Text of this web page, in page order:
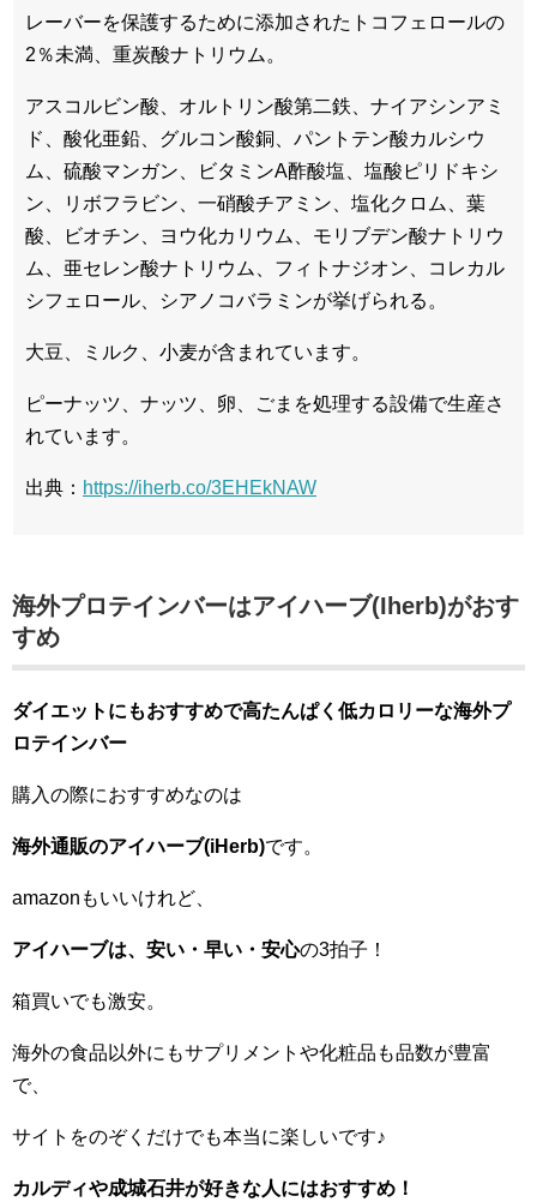
レーバーを保護するために添加されたトコフェロールの
2％未満、重炭酸ナトリウム。
アスコルビン酸、オルトリン酸第二鉄、ナイアシンアミ
ド、酸化亜鉛、グルコン酸銅、パントテン酸カルシウ
ム、硫酸マンガン、ビタミンA酢酸塩、塩酸ピリドキシ
ン、リボフラビン、一硝酸チアミン、塩化クロム、葉
酸、ビオチン、ヨウ化カリウム、モリブデン酸ナトリウ
ム、亜セレン酸ナトリウム、フィトナジオン、コレカル
シフェロール、シアノコバラミンが挙げられる。
大豆、ミルク、小麦が含まれています。
ピーナッツ、ナッツ、卵、ごまを処理する設備で生産さ
れています。
出典： https://iherb.co/3EHEkNAW
海外プロテインバーはアイハーブ(Iherb)がおす
すめ
ダイエットにもおすすめで高たんぱく低カロリーな海外プ
ロテインバー
購入の際におすすめなのは
海外通販のアイハーブ(iHerb)です。
amazonもいいけれど、
アイハーブは、安い・早い・安心の3拍子！
箱買いでも激安。
海外の食品以外にもサプリメントや化粧品も品数が豊富
で、
サイトをのぞくだけでも本当に楽しいです♪
カルディや成城石井が好きな人にはおすすめ！